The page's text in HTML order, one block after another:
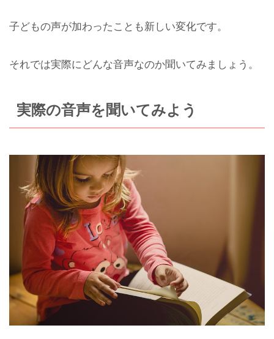
子どもの声が加わったことも新しい変化です。
それでは実際にどんな音声なのか聞いてみましょう。
実際の音声を聞いてみよう